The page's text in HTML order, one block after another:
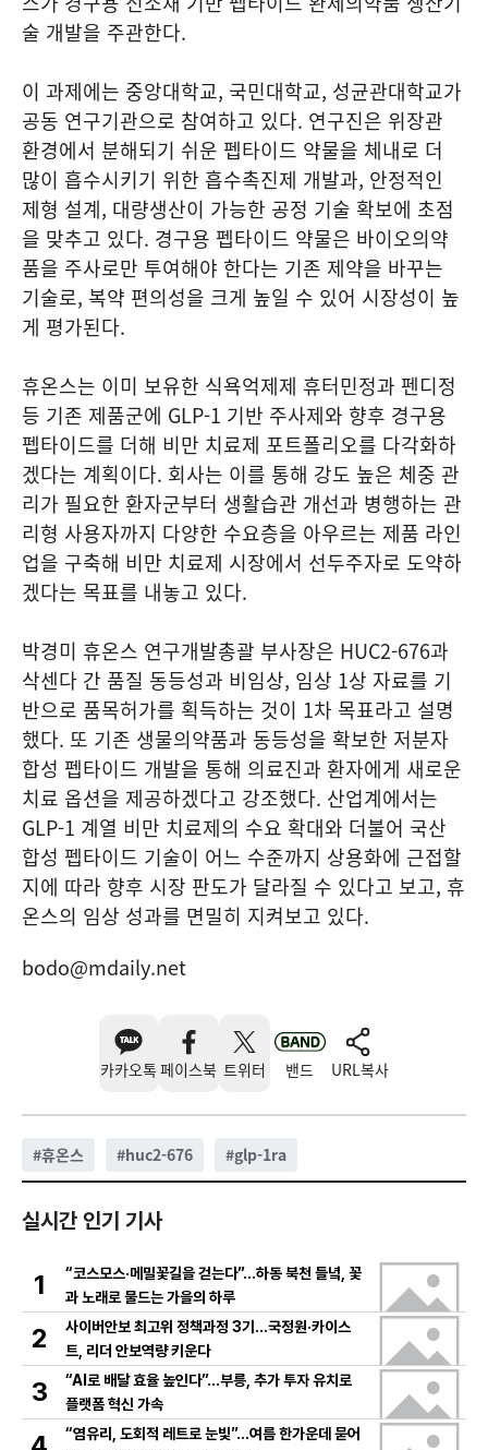
술 개발을 주관한다.
이 과제에는 중앙대학교, 국민대학교, 성균관대학교가
공동 연구기관으로 참여하고 있다. 연구진은 위장관
환경에서 분해되기 쉬운 펩타이드 약물을 체내로 더
많이 흡수시키기 위한 흡수촉진제 개발과, 안정적인
제형 설계, 대량생산이 가능한 공정 기술 확보에 초점
을 맞추고 있다. 경구용 펩타이드 약물은 바이오의약
품을 주사로만 투여해야 한다는 기존 제약을 바꾸는
기술로, 복약 편의성을 크게 높일 수 있어 시장성이 높
게 평가된다.
휴온스는 이미 보유한 식욕억제제 휴터민정과 펜디정
등 기존 제품군에 GLP-1 기반 주사제와 향후 경구용
펩타이드를 더해 비만 치료제 포트폴리오를 다각화하
겠다는 계획이다. 회사는 이를 통해 강도 높은 체중 관
리가 필요한 환자군부터 생활습관 개선과 병행하는 관
리형 사용자까지 다양한 수요층을 아우르는 제품 라인
업을 구축해 비만 치료제 시장에서 선두주자로 도약하
겠다는 목표를 내놓고 있다.
박경미 휴온스 연구개발총괄 부사장은 HUC2-676과
삭센다 간 품질 동등성과 비임상, 임상 1상 자료를 기
반으로 품목허가를 획득하는 것이 1차 목표라고 설명
했다. 또 기존 생물의약품과 동등성을 확보한 저분자
합성 펩타이드 개발을 통해 의료진과 환자에게 새로운
치료 옵션을 제공하겠다고 강조했다. 산업계에서는
GLP-1 계열 비만 치료제의 수요 확대와 더불어 국산
합성 펩타이드 기술이 어느 수준까지 상용화에 근접할
지에 따라 향후 시장 판도가 달라질 수 있다고 보고, 휴
온스의 임상 성과를 면밀히 지켜보고 있다.
bodo@mdaily.net
카카오톡 페이스북 트위터 밴드 URL복사
#휴온스 #huc2-676 #glp-1ra
실시간 인기 기사
1
“코스모스·메밀꽃길을 걷는다”…하동 북천 들녘, 꽃
과 노래로 물드는 가을의 하루
2
사이버안보 최고위 정책과정 3기…국정원·카이스
트, 리더 안보역량 키운다
3
“AI로 배달 효율 높인다”…부릉, 추가 투자 유치로
플랫폼 혁신 가속
“염유리, 도회적 레트로 눈빛”…여름 한가운데 묻어